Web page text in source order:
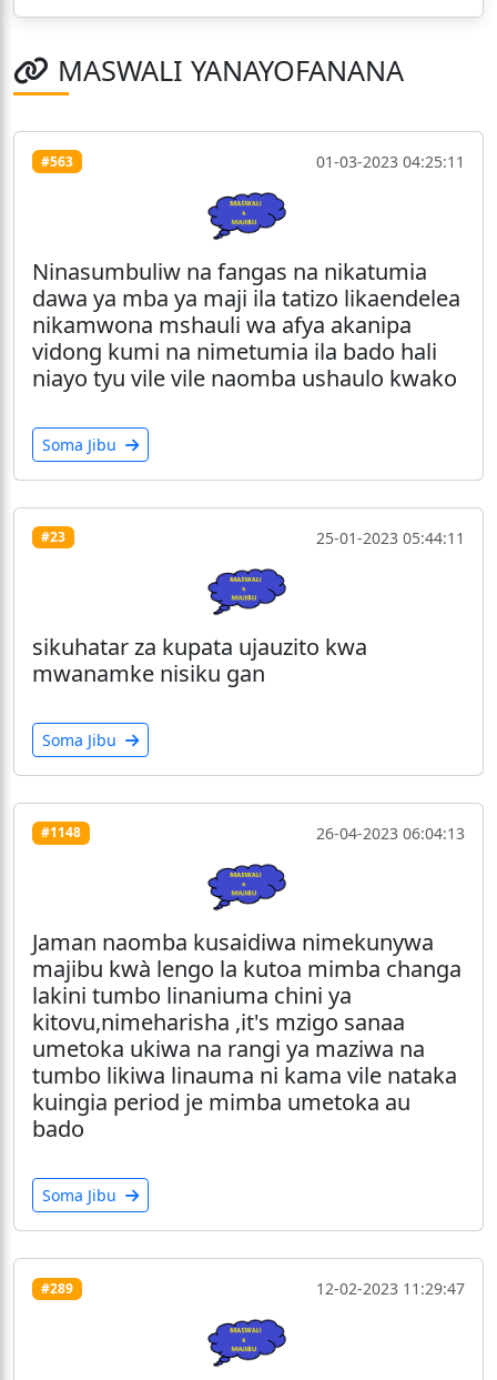
MASWALI YANAYOFANANA
#563 01-03-2023 04:25:11
Ninasumbuliw na fangas na nikatumia
dawa ya mba ya maji ila tatizo likaendelea
nikamwona mshauli wa afya akanipa
vidong kumi na nimetumia ila bado hali
niayo tyu vile vile naomba ushaulo kwako
Soma Jibu
#23 25-01-2023 05:44:11
sikuhatar za kupata ujauzito kwa
mwanamke nisiku gan
Soma Jibu
#1148 26-04-2023 06:04:13
Jaman naomba kusaidiwa nimekunywa
majibu kwà lengo la kutoa mimba changa
lakini tumbo linaniuma chini ya
kitovu,nimeharisha ,it's mzigo sanaa
umetoka ukiwa na rangi ya maziwa na
tumbo likiwa linauma ni kama vile nataka
kuingia period je mimba umetoka au
bado
Soma Jibu
#289 12-02-2023 11:29:47